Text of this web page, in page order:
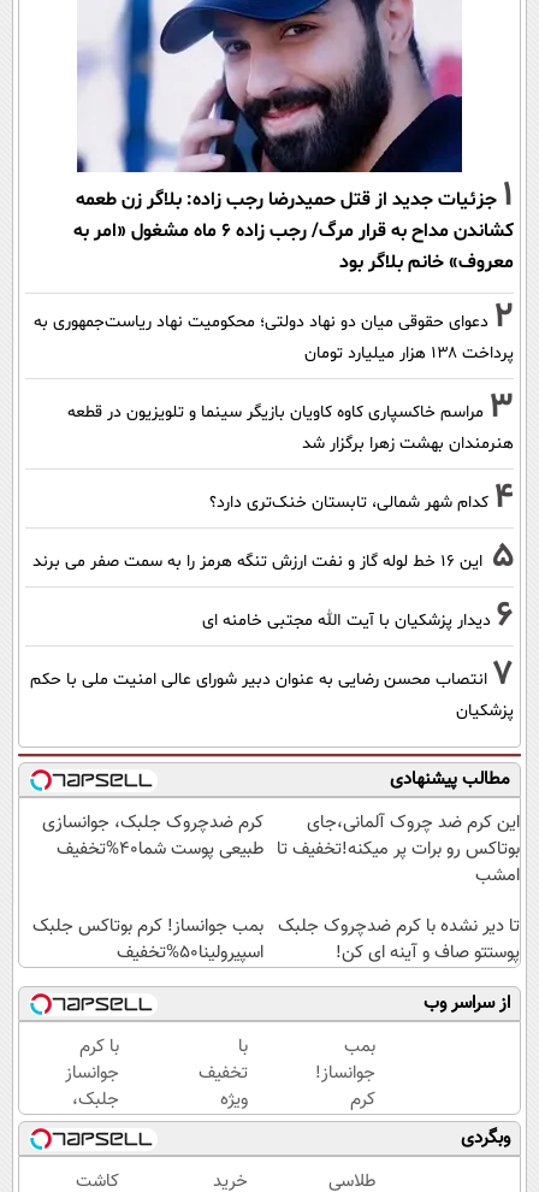
1 جزئیات جدید از قتل حمیدرضا رجب زاده: بلاگر زن طعمه
کشاندن مداح به قرار مرگ/ رجب زاده 6 ماه مشغول «امر به
معروف» خانم بلاگر بود
2 دعوای حقوقی میان دو نهاد دولتی؛ محکومیت نهاد ریاست‌جمهوری به
پرداخت ۱۳۸ هزار میلیارد تومان
3 مراسم خاکسپاری کاوه کاویان بازیگر سینما و تلویزیون در قطعه
هنرمندان بهشت زهرا برگزار شد
4 کدام شهر شمالی، تابستان خنک‌تری دارد؟
5 این 16 خط لوله گاز و نفت ارزش تنگه هرمز را به سمت صفر می برند
6 دیدار پزشکیان با آیت الله مجتبی خامنه ای
7 انتصاب محسن رضایی به عنوان دبیر شورای عالی امنیت ملی با حکم
پزشکیان
مطالب پیشنهادی
این کرم ضد چروک آلمانی،جای
بوتاکس رو برات پر میکنه!تخفیف تا
امشب
کرم ضدچروک جلبک، جوانسازی
طبیعی پوست شما40%تخفیف
تا دیر نشده با کرم ضدچروک جلبک
پوستتو صاف و آینه ای کن!
بمب جوانساز! کرم بوتاکس جلبک
اسپیرولینا50%تخفیف
از سراسر وب
بمب
جوانساز!
کرم
بوتاکس
جلبک
اسپیرولینا50%تخفیف
با
تخفیف
ویژه
بدون
بوتاکس
۱۰،۱۲
با کرم
جوانساز
جلبک،
پیری رو
معکوس
وبگردی
طلاسی
خرید کاشت